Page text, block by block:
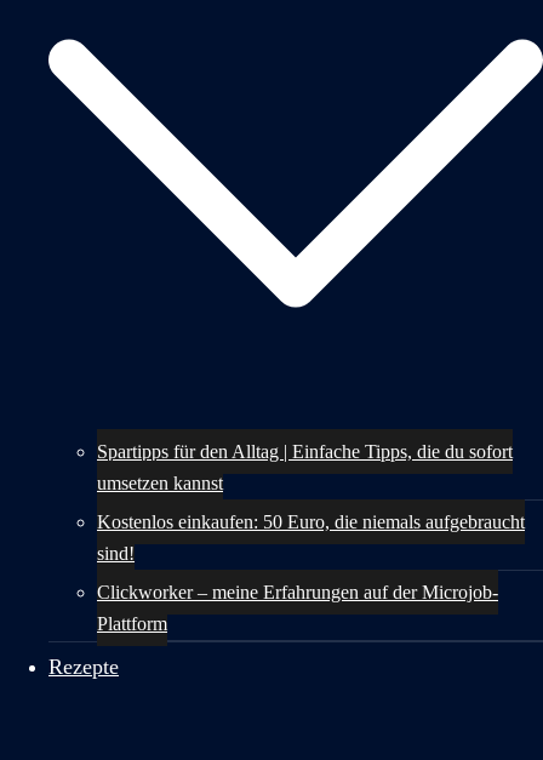
Spartipps für den Alltag | Einfache Tipps, die du sofort
umsetzen kannst
Kostenlos einkaufen: 50 Euro, die niemals aufgebraucht
sind!
Clickworker – meine Erfahrungen auf der Microjob-
Plattform
Rezepte